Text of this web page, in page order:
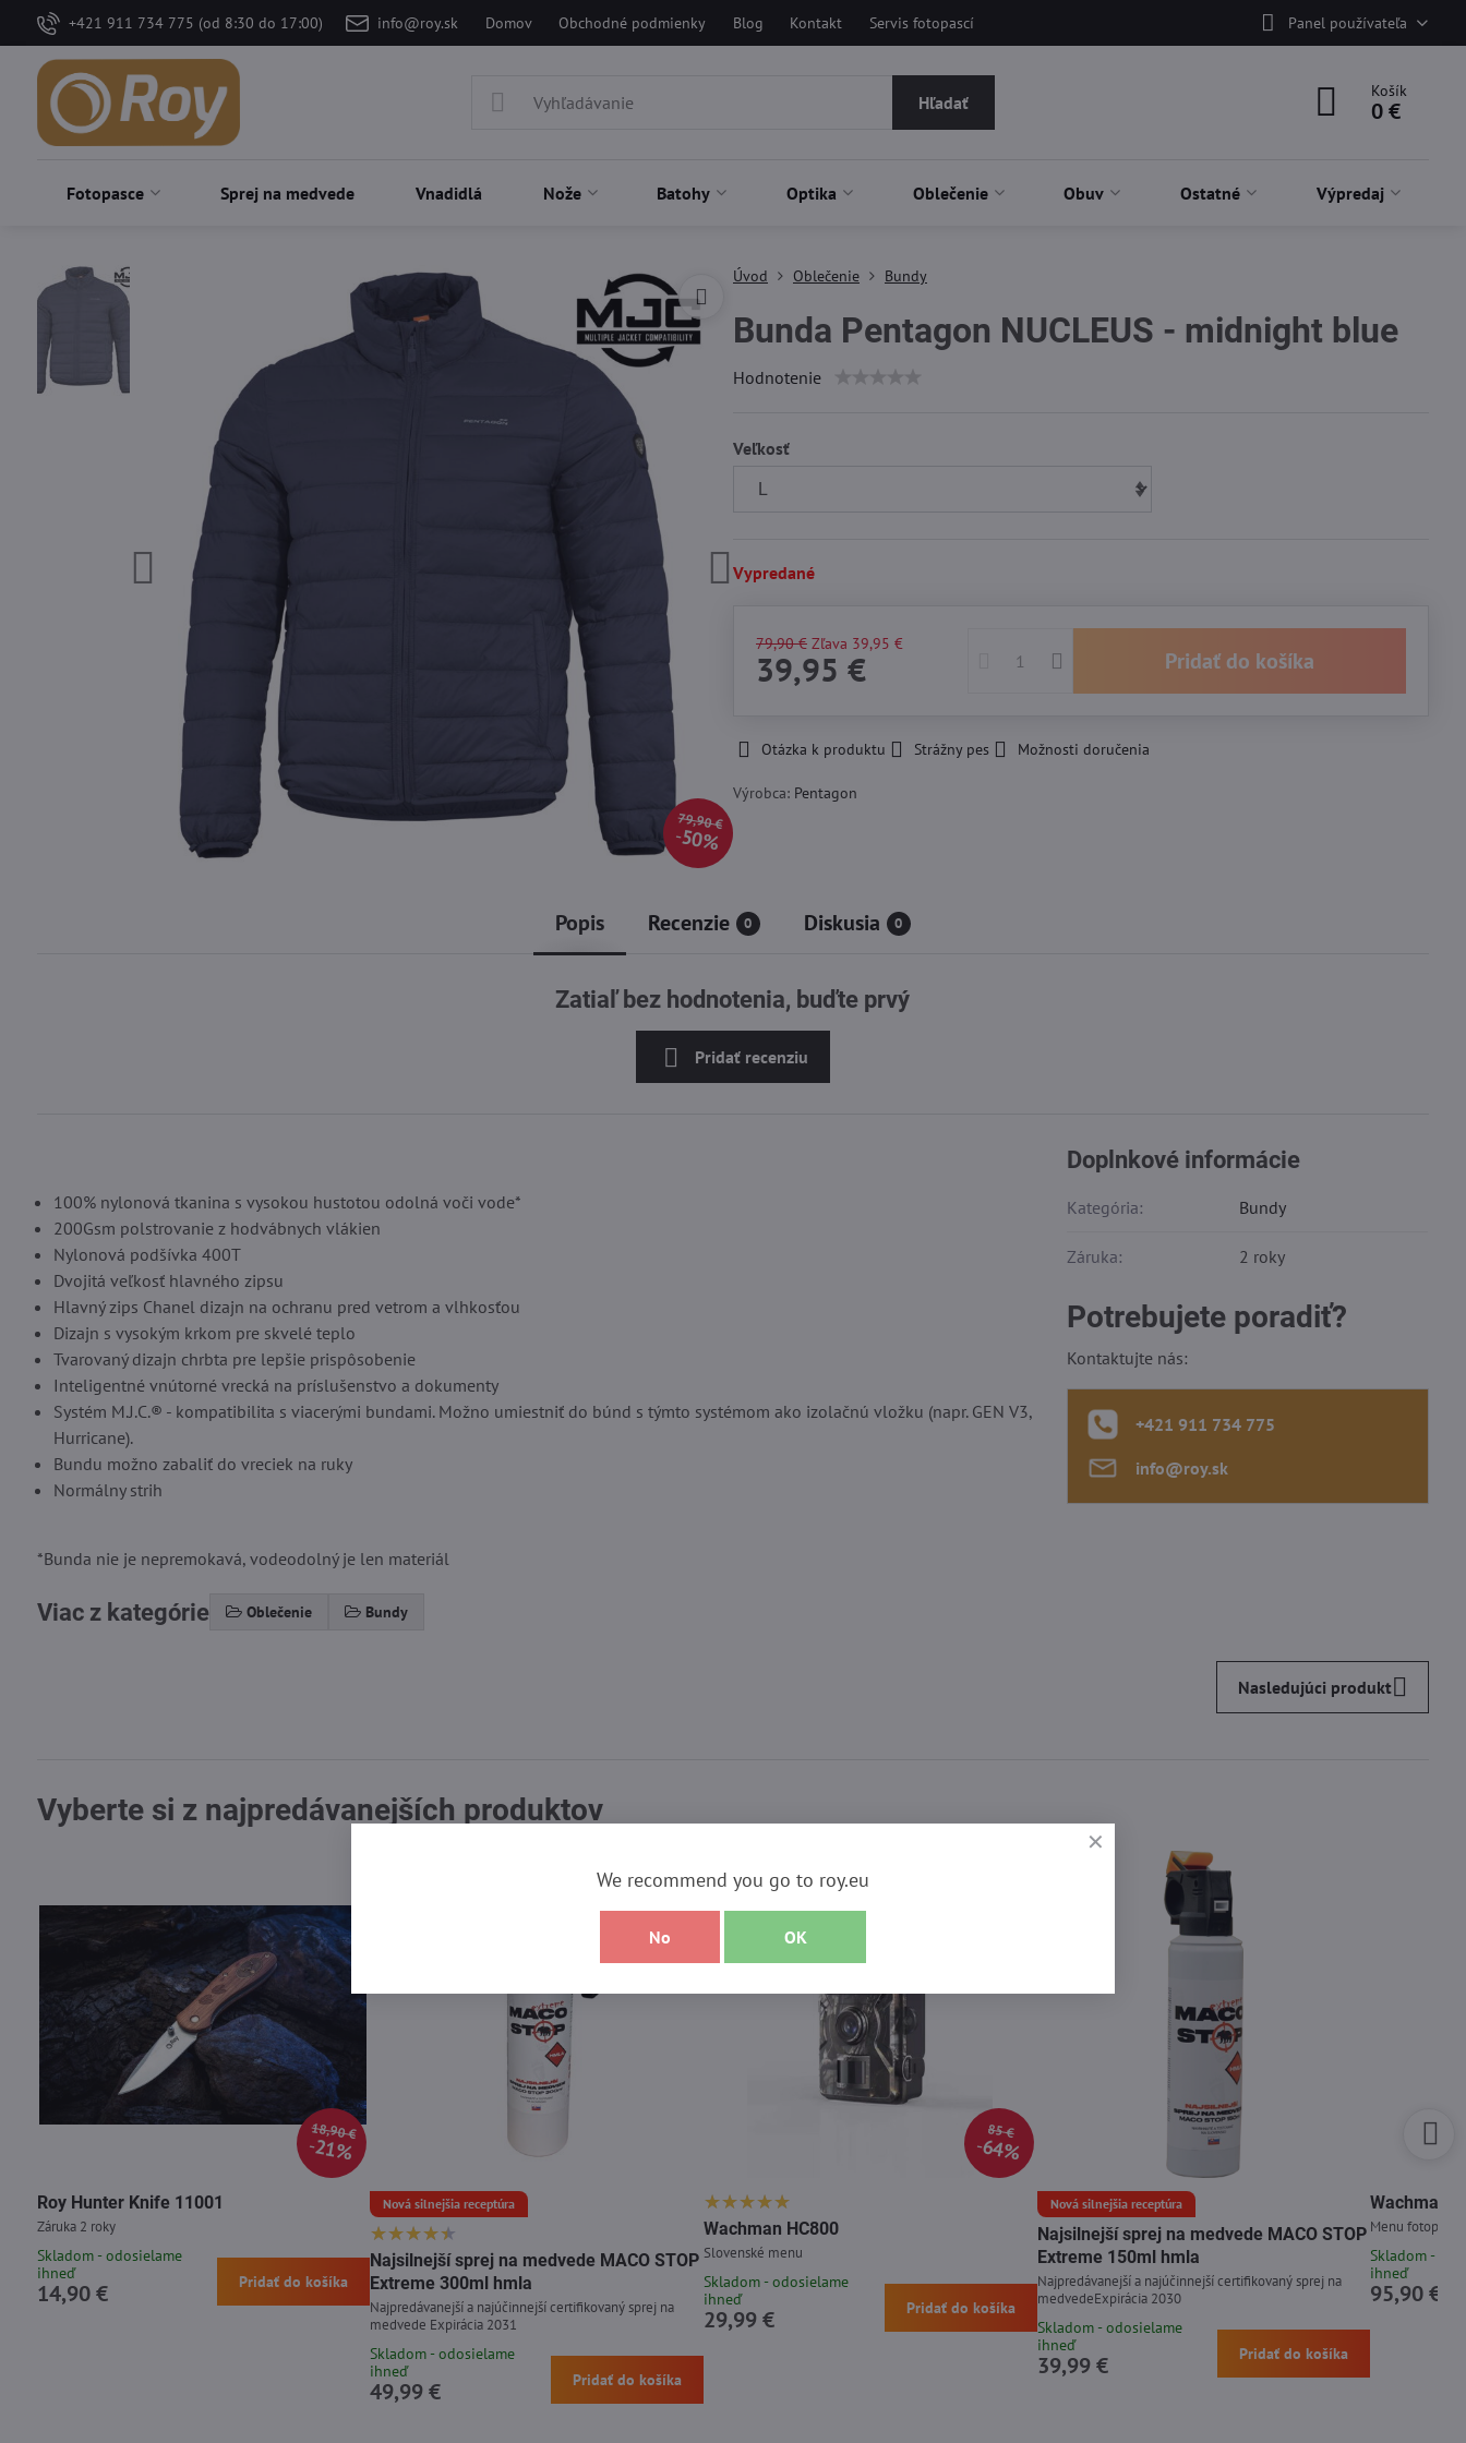
+421 911 734 775 (od 8:30 do 17:00) info@roy.sk Domov Obchodné podmienky Blog Kontakt Servis fotopascí Panel používateľa
Hľadať
Košík
0 €
Fotopasce Sprej na medvede Vnadidlá Nože Batohy Optika Oblečenie Obuv Ostatné Výpredaj
79,90 €
50%
Úvod Oblečenie Bundy
Bunda Pentagon NUCLEUS - midnight blue
Hodnotenie
Veľkosť
Vypredané
79,90 € Zľava 39,95 €
39,95 € Pridať do košíka
Otázka k produktu Strážny pes Možnosti doručenia
Výrobca: Pentagon
Popis Recenzie 0 Diskusia 0
Zatiaľ bez hodnotenia, buďte prvý
Pridať recenziu
100% nylonová tkanina s vysokou hustotou odolná voči vode*
200Gsm polstrovanie z hodvábnych vlákien
Nylonová podšívka 400T
Dvojitá veľkosť hlavného zipsu
Hlavný zips Chanel dizajn na ochranu pred vetrom a vlhkosťou
Dizajn s vysokým krkom pre skvelé teplo
Tvarovaný dizajn chrbta pre lepšie prispôsobenie
Inteligentné vnútorné vrecká na príslušenstvo a dokumenty
Systém M.J.C.® - kompatibilita s viacerými bundami. Možno umiestniť do búnd s týmto systémom ako izolačnú vložku (napr. GEN V3,
Hurricane).
Bundu možno zabaliť do vreciek na ruky
Normálny strih
*Bunda nie je nepremokavá, vodeodolný je len materiál
Viac z kategórie Oblečenie Bundy
Doplnkové informácie
Kategória: Bundy
Záruka: 2 roky
Potrebujete poradiť?
Kontaktujte nás:
+421 911 734 775
info​@roy​.sk
Nasledujúci produkt
Vyberte si z najpredávanejších produktov
18,90 €
21%
Roy Hunter Knife 11001
Záruka 2 roky
Skladom - odosielame
ihneď
14,90 € Pridať do košíka
Nová silnejšia receptúra
Najsilnejší sprej na medvede MACO STOP
Extreme 300ml hmla
Najpredávanejší a najúčinnejší certifikovaný sprej na
medvede Expirácia 2031
Skladom - odosielame
ihneď
49,99 € Pridať do košíka
85 €
64%
Wachman HC800
Slovenské menu
Skladom - odosielame
ihneď
29,99 € Pridať do košíka
Nová silnejšia receptúra
Najsilnejší sprej na medvede MACO STOP
Extreme 150ml hmla
Najpredávanejší a najúčinnejší certifikovaný sprej na
medvedeExpirácia 2030
Skladom - odosielame
ihneď
39,99 € Pridať do košíka
Wachman
Menu
Skladom -
ihneď
95,90 €
We recommend you go to roy.eu
No OK